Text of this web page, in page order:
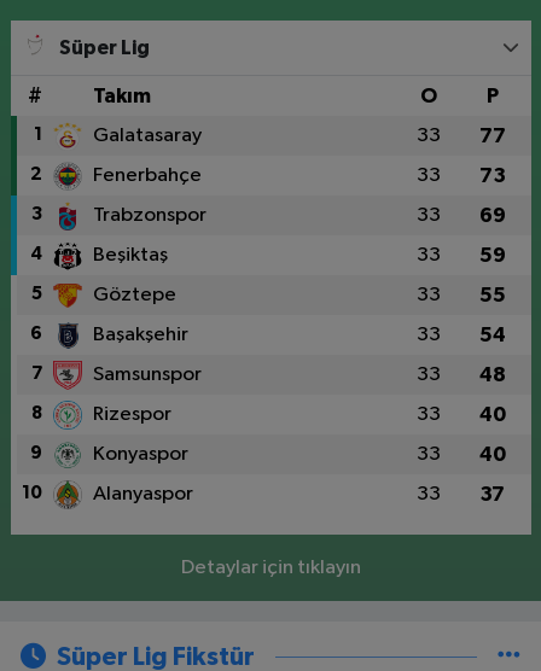
Süper Lig
# Takım O P
1 Galatasaray 33 77
2 Fenerbahçe 33 73
3 Trabzonspor 33 69
4 Beşiktaş 33 59
5 Göztepe 33 55
6 Başakşehir 33 54
7 Samsunspor 33 48
8 Rizespor 33 40
9 Konyaspor 33 40
10 Alanyaspor 33 37
Detaylar için tıklayın
Süper Lig Fikstür